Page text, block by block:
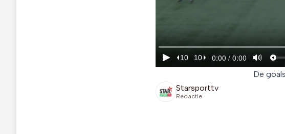
De
Starsporttv
Redactie